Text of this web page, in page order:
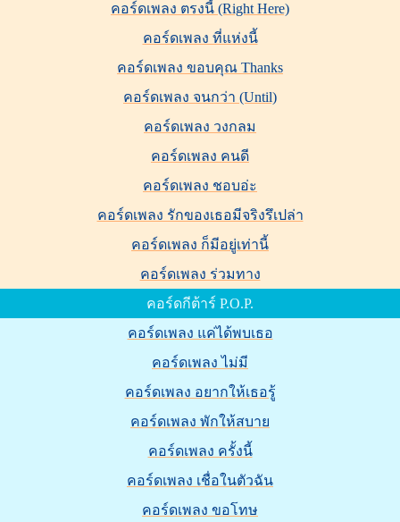
คอร์ดเพลง ตรงนี้ (Right Here)
คอร์ดเพลง ที่แห่งนี้
คอร์ดเพลง ขอบคุณ Thanks
คอร์ดเพลง จนกว่า (Until)
คอร์ดเพลง วงกลม
คอร์ดเพลง คนดี
คอร์ดเพลง ชอบอ่ะ
คอร์ดเพลง รักของเธอมีจริงรึเปล่า
คอร์ดเพลง ก็มีอยู่เท่านี้
คอร์ดเพลง ร่วมทาง
คอร์ดกีต้าร์ P.O.P.
คอร์ดเพลง แค่ได้พบเธอ
คอร์ดเพลง ไม่มี
คอร์ดเพลง อยากให้เธอรู้
คอร์ดเพลง พักให้สบาย
คอร์ดเพลง ครั้งนี้
คอร์ดเพลง เชื่อในตัวฉัน
คอร์ดเพลง ขอโทษ